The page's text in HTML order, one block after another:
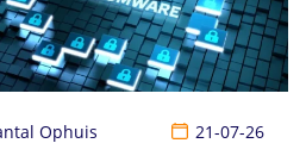
Ophuis 21-07-26